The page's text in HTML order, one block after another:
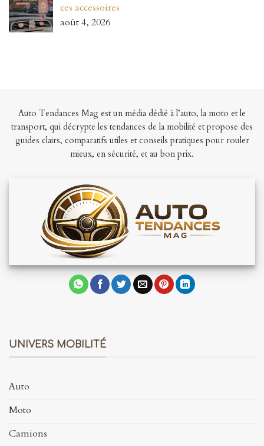
ces accessoires
août 4, 2026
Auto Tendances Mag est un média dédié à l’auto, la moto et le
transport, qui décrypte les tendances de la mobilité et propose des
guides clairs, comparatifs utiles et conseils pratiques pour rouler
mieux, en sécurité, et au bon prix.
UNIVERS MOBILITÉ
Auto
Moto
Camions